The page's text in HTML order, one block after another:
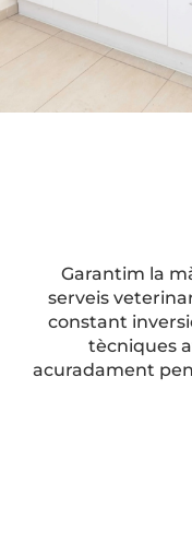
Garantim la
serveis
constant
tècniques
acuradament